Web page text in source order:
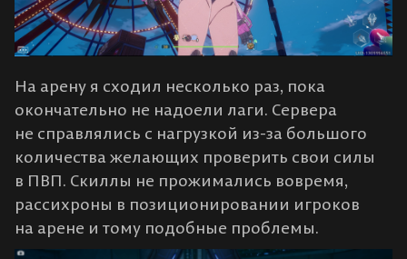
На арену я сходил несколько раз, пока
окончательно не надоели лаги. Сервера
не справлялись с нагрузкой из-за большого
количества желающих проверить свои силы
в ПВП. Скиллы не прожимались вовремя,
рассихроны в позиционировании игроков
на арене и тому подобные проблемы.